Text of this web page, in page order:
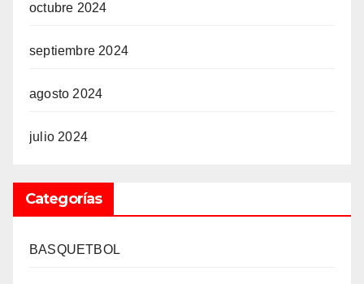
octubre 2024
septiembre 2024
agosto 2024
julio 2024
Categorías
BASQUETBOL